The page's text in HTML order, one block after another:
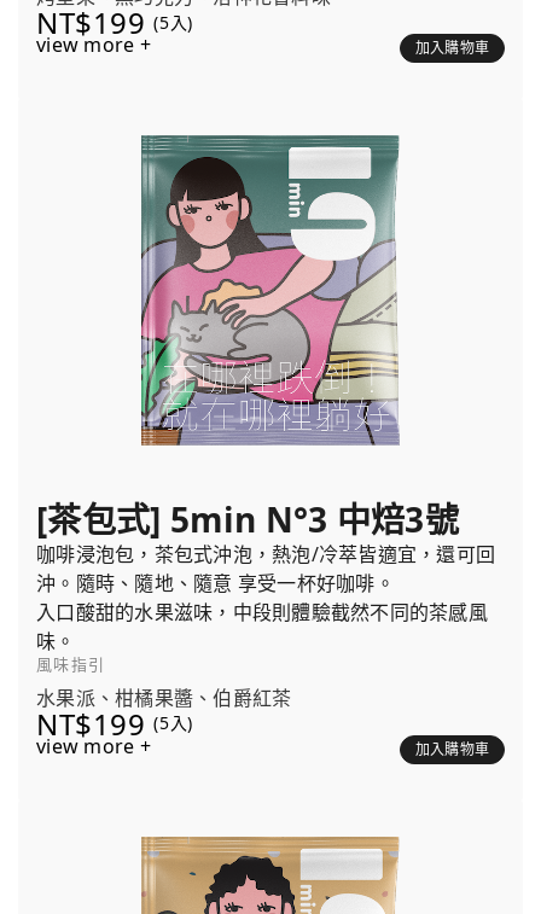
NT$199 (5入)
view more + 加入購物車
[茶包式] 5min N°3 中焙3號
咖啡浸泡包，茶包式沖泡，熱泡/冷萃皆適宜，還可回
沖。隨時、隨地、隨意 享受一杯好咖啡。
入口酸甜的水果滋味，中段則體驗截然不同的茶感風
味。
風味指引
水果派、柑橘果醬、伯爵紅茶
NT$199 (5入)
view more + 加入購物車